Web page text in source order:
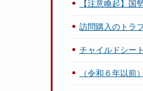
【注意喚起】国
訪問購入のトラ
チャイルドシー
（令和６年以前